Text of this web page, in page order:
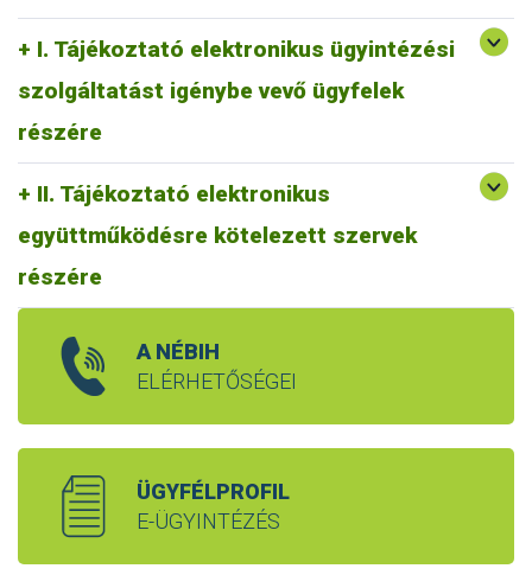
I. Tájékoztató elektronikus ügyintézési
szolgáltatást igénybe vevő ügyfelek
részére
II. Tájékoztató elektronikus
együttműködésre kötelezett szervek
részére
A NÉBIH
ELÉRHETŐSÉGEI
ÜGYFÉLPROFIL
E-ÜGYINTÉZÉS